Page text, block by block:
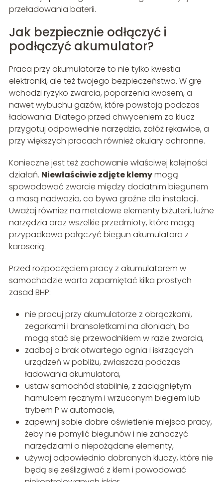
przeładowania baterii.
Jak bezpiecznie odłączyć i
podłączyć akumulator?
Praca przy akumulatorze to nie tylko kwestia
elektroniki, ale też twojego bezpieczeństwa. W grę
wchodzi ryzyko zwarcia, poparzenia kwasem, a
nawet wybuchu gazów, które powstają podczas
ładowania. Dlatego przed chwyceniem za klucz
przygotuj odpowiednie narzędzia, załóż rękawice, a
przy większych pracach również okulary ochronne.
Konieczne jest też zachowanie właściwej kolejności
działań. Niewłaściwie zdjęte klemymogą
spowodować zwarcie między dodatnim biegunem
a masą nadwozia, co bywa groźne dla instalacji.
Uważaj również na metalowe elementy biżuterii, luźne
narzędzia oraz wszelkie przedmioty, które mogą
przypadkowo połączyć biegun akumulatora z
karoserią.
Przed rozpoczęciem pracy z akumulatorem w
samochodzie warto zapamiętać kilka prostych
zasad BHP:
nie pracuj przy akumulatorze z obrączkami,
zegarkami i bransoletkami na dłoniach, bo
mogą stać się przewodnikiem w razie zwarcia,
zadbaj o brak otwartego ognia i iskrzących
urządzeń w pobliżu, zwłaszcza podczas
ładowania akumulatora,
ustaw samochód stabilnie, z zaciągniętym
hamulcem ręcznym i wrzuconym biegiem lub
trybem P w automacie,
zapewnij sobie dobre oświetlenie miejsca pracy,
żeby nie pomylić biegunów i nie zahaczyć
narzędziami o niepożądane elementy,
używaj odpowiednio dobranych kluczy, które nie
będą się ześlizgiwać z klem i powodować